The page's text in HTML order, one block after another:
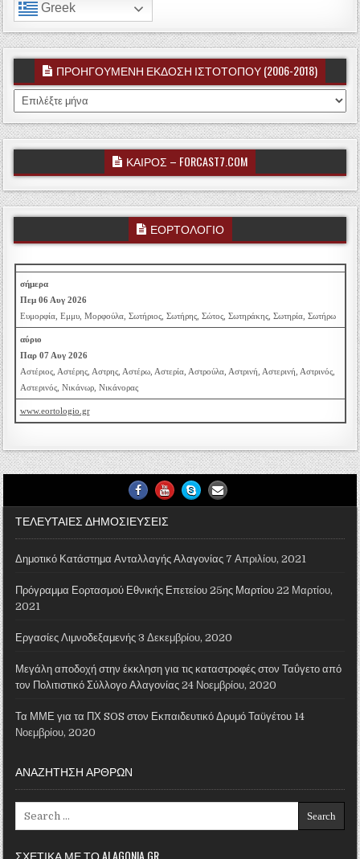
Greek
ΠΡΟΗΓΟΥΜΕΝΗ ΕΚΔΟΣΗ ΙΣΤΟΤΟΠΟΥ (2006-2018)
ΠΡΟΗΓΟΥΜΕΝΗ ΕΚΔΟΣΗ ΙΣΤΟΤΟΠΟΥ (2006-2018)
ΚΑΙΡΟΣ – FORCAST7.COM
ΕΟΡΤΟΛΟΓΙΟ
σήμερα
Πεμ 06 Αυγ 2026
Ευμορφία, Εμμυ, Μορφούλα, Σωτήριος, Σωτήρης, Σώτος, Σωτηράκης, Σωτηρία, Σωτήρω
αύριο
Παρ 07 Αυγ 2026
Αστέριος, Αστέρης, Αστρης, Αστέρω, Αστερία, Αστρούλα, Αστρινή, Αστερινή, Αστρινός,
Αστερινός, Νικάνωρ, Νικάνορας
www.eortologio.gr
Facebook
YoutubeSkypeEmail Us
ΤΕΛΕΥΤΑΙΕΣ ΔΗΜΟΣΙΕΥΣΕΙΣ
Δημοτικό Κατάστημα Ανταλλαγής Αλαγονίας 7 Απριλίου, 2021
Πρόγραμμα Εορτασμού Εθνικής Επετείου 25ης Μαρτίου 22 Μαρτίου,
2021
Εργασίες Λιμνοδεξαμενής 3 Δεκεμβρίου, 2020
Μεγάλη αποδοχή στην έκκληση για τις καταστροφές στον Ταΰγετο από
τον Πολιτιστικό Σύλλογο Αλαγονίας 24 Νοεμβρίου, 2020
Τα ΜΜΕ για τα ΠΧ SOS στον Εκπαιδευτικό Δρυμό Ταϋγέτου 14
Νοεμβρίου, 2020
ΑΝΑΖΗΤΗΣΗ ΑΡΘΡΩΝ
ΣΧΕΤΙΚΑ ΜΕ ΤΟ ALAGONIA.GR